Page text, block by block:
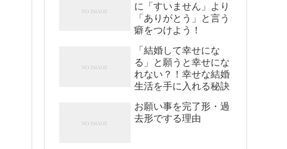
に「すいません」より
「ありがとう」と言う
癖をつけよう！
「結婚して幸せにな
る」と願うと幸せにな
れない？！幸せな結婚
生活を手に入れる秘訣
お願い事を完了形・過
去形でする理由